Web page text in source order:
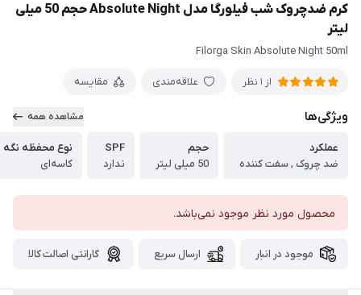
کرم ضدچروک شب فیلورگا مدل Absolute Night حجم 50 میلی
لیتر
Filorga Skin Absolute Night 50ml
از 1 نظر علاقه‌مندی مقایسه
ویژگی‌ها مشاهده همه
عملکرد
ضد چروک , سفت کننده
حجم
50 میلی لیتر
SPF
ندارد
نوع محفظه نگه
کاسه‌ای
محصول مورد نظر موجود نمی‌باشد.
موجود در انبار ارسال سریع گارانتی اصالت کالا